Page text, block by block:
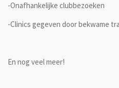
-Onafhankelijke clubbezoeken
-Clinics gegeven door bekwame
En nog veel meer!